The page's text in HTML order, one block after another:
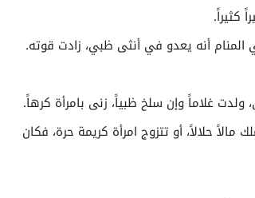
كثيراً.
المنام أنه يعدو في أنثى ظبي، زادت قوته.
ولدت غلاماً وإن سلخ ظبياً، زنى بامرأة كرهاً.
حلالاً، أو تتزوج امرأة كريمة حرة، فكان